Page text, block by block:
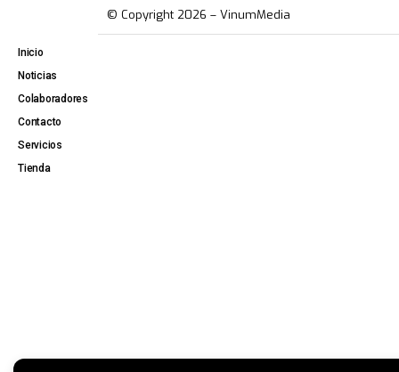
© Copyright 2026 – VinumMedia
Inicio
Noticias
Colaboradores
Contacto
Servicios
Tienda